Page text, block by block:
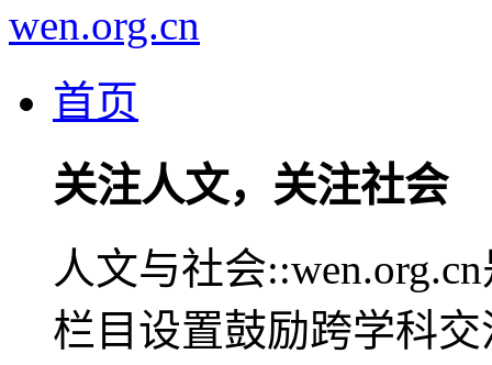
wen.org.cn
首页
关注人文，关注社会
人文与社会
栏目设置鼓励跨学科